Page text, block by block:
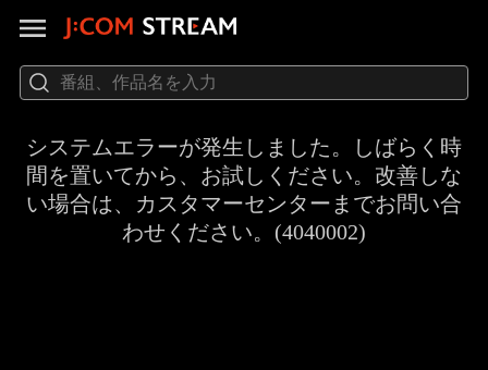
システムエラーが発生しました。しばらく時
間を置いてから、お試しください。改善しな
い場合は、カスタマーセンターまでお問い合
わせください。(4040002)